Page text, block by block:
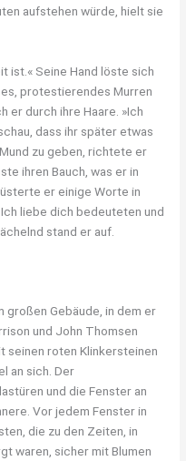
aufstehen würde, hielt sie
ist.« Seine Hand löste sich
protestierendes Murren
er durch ihre Haare. »Ich
dass ihr später etwas
zu geben, richtete er
ihren Bauch, was er in
er einige Worte in
liebe dich bedeuteten und
stand er auf.
großen Gebäude, in dem er
und John Thomsen
seinen roten Klinkersteinen
an sich. Der
und die Fenster an
Vor jedem Fenster in
die zu den Zeiten, in
waren, sicher mit Blumen